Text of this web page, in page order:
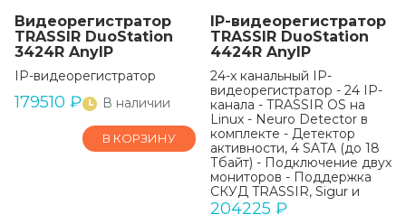
Видеорегистратор
TRASSIR DuoStation
3424R AnyIP
IP-видеорегистратор
179510 ₽ В наличии
В КОРЗИНУ
IP-видеорегистратор
TRASSIR DuoStation
4424R AnyIP
24-х канальный IP-
видеорегистратор - 24 IP-
канала - TRASSIR OS на
Linux - Neuro Detector в
комплекте - Детектор
активности, 4 SATA (до 18
Тбайт) - Подключение двух
мониторов - Поддержка
СКУД TRASSIR, Sigur и
«Орион»
204225 ₽